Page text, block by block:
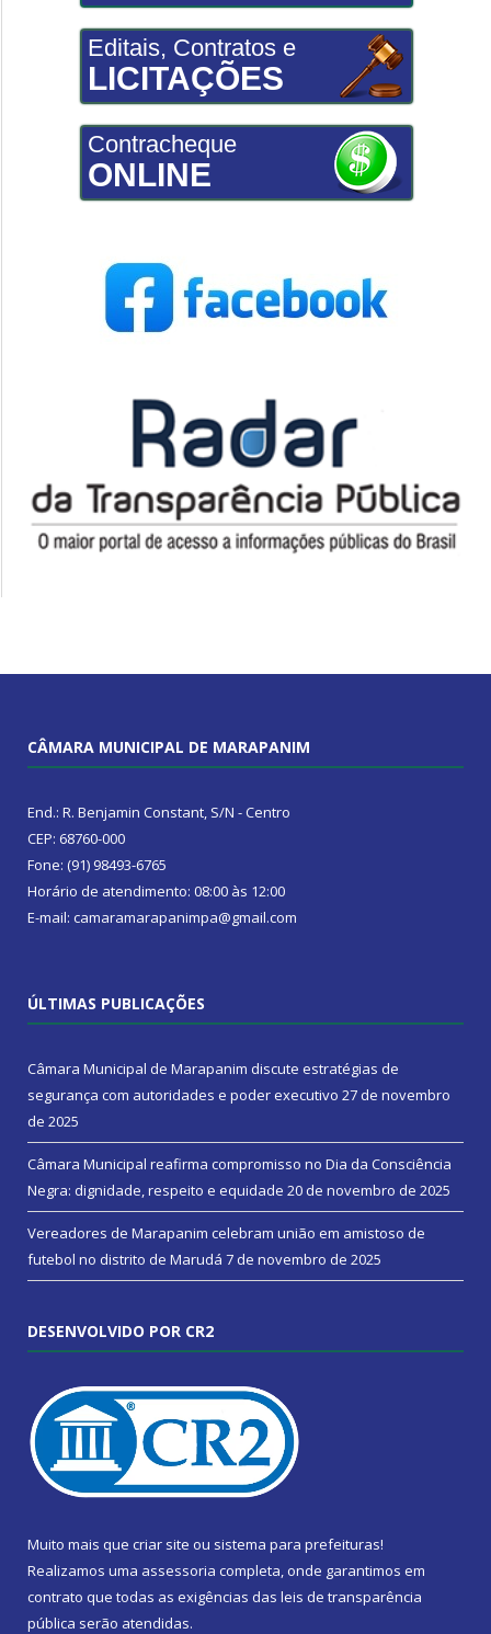
Editais, Contratos e
LICITAÇÕES
Contracheque
ONLINE
CÂMARA MUNICIPAL DE MARAPANIM
End.: R. Benjamin Constant, S/N - Centro
CEP: 68760-000
Fone: (91) 98493-6765
Horário de atendimento: 08:00 às 12:00
E-mail: camaramarapanimpa@gmail.com
ÚLTIMAS PUBLICAÇÕES
Câmara Municipal de Marapanim discute estratégias de
segurança com autoridades e poder executivo 27 de novembro
de 2025
Câmara Municipal reafirma compromisso no Dia da Consciência
Negra: dignidade, respeito e equidade 20 de novembro de 2025
Vereadores de Marapanim celebram união em amistoso de
futebol no distrito de Marudá 7 de novembro de 2025
DESENVOLVIDO POR CR2
Muito mais que criar site ou sistema para prefeituras!
Realizamos uma assessoria completa, onde garantimos em
contrato que todas as exigências das leis de transparência
pública serão atendidas.